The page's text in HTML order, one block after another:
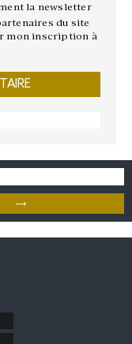
la newsletter
du site
mon inscription à